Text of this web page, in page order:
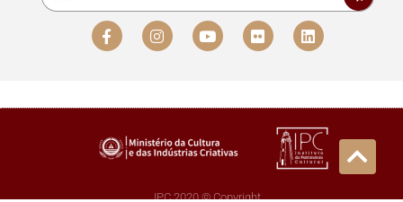
IPC 2020 © Copyright